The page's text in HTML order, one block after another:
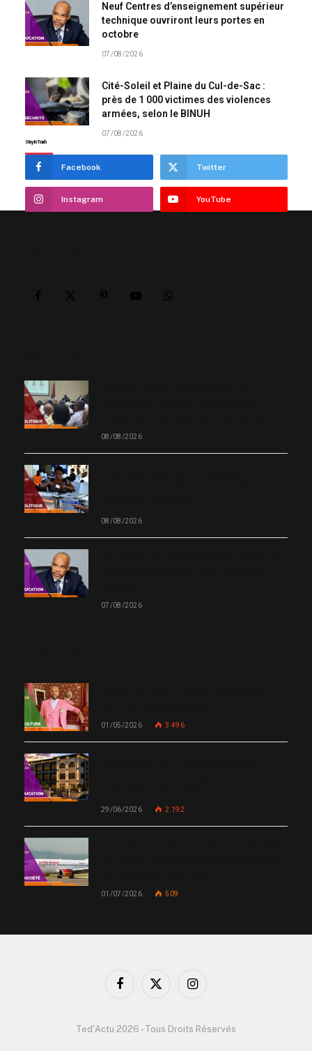
Neuf Centres d’enseignement supérieur
technique ouvriront leurs portes en
octobre
07/08/2026
Cité-Soleil et Plaine du Cul-de-Sac :
près de 1 000 victimes des violences
armées, selon le BINUH
07/08/2026
Stay In Touch
Facebook Twitter
Instagram YouTube
08/08/2026
08/08/2026
07/08/2026
01/05/2026 3 496
29/06/2026 2 192
01/07/2026 509
Facebook
X
Instagram
Ted'Actu 2026 - Tous Droits Réservés